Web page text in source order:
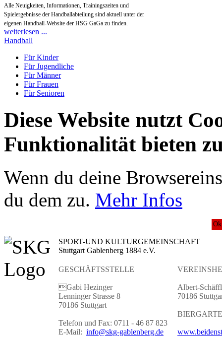
Alle Neuigkeiten, Informationen, Trainingszeiten und
Spielergebnisse der Handballabteilung sind aktuell unter der
eigenen Handball-Website der HSG GaGa zu finden.
weiterlesen ...
Handball
Für Kinder
Für Jugendliche
Für Männer
Für Frauen
Für Senioren
Diese Website nutzt
Funktionalität bieten
Wenn du deine
du dem zu. Mehr Infos
SPORT-UND KULTURGEMEINSCHAFT
Stuttgart Gablenberg 1884 e.V.
GESCHÄFTSSTELLE
Gabi Hezinger
Lenninger Strasse 8
70186 Stuttgart
Telefon und Fax: 0711 - 46 87 823
E-Mail: info@skg-gablenberg.de
Albert-
70186